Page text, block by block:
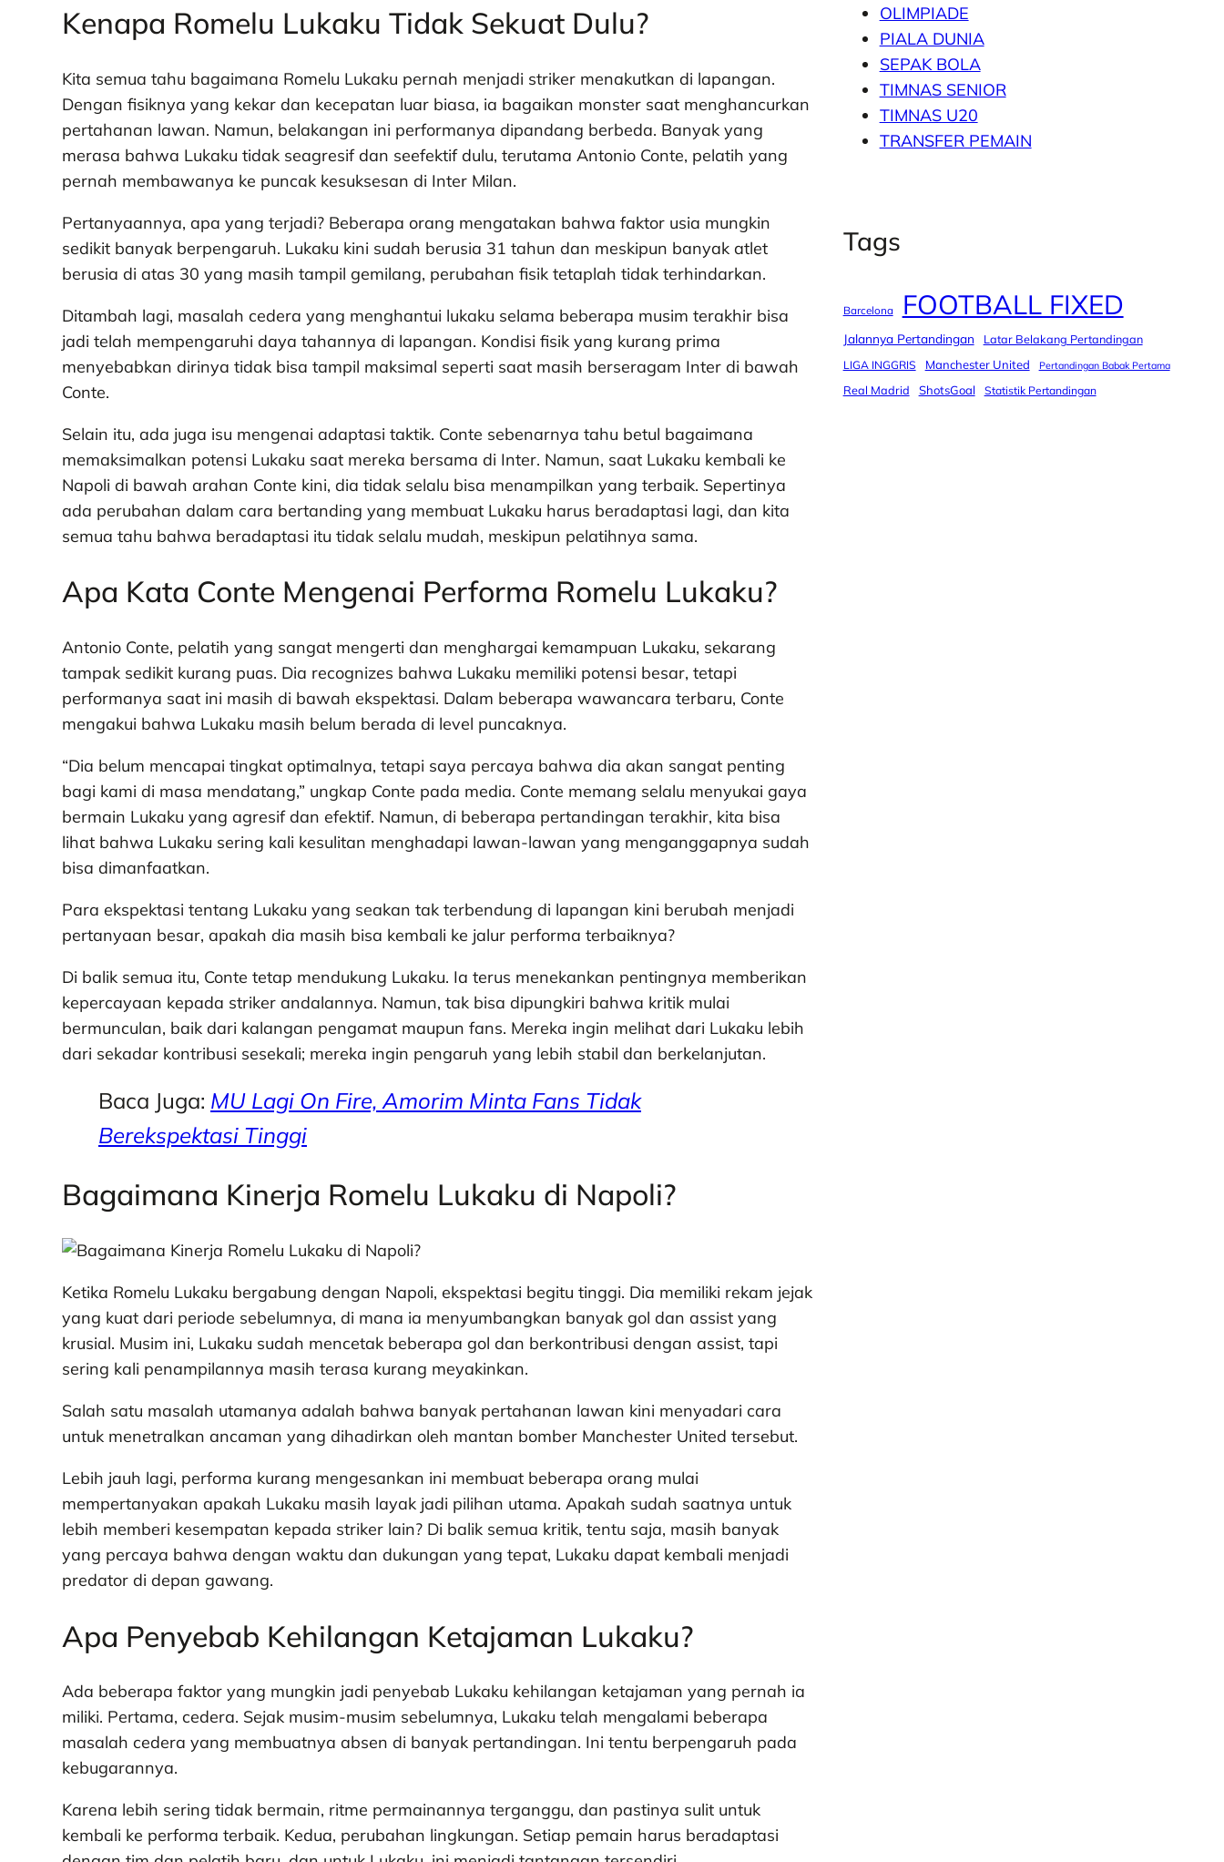
Kenapa Romelu Lukaku Tidak Sekuat Dulu?
Kita semua tahu bagaimana Romelu Lukaku pernah menjadi striker menakutkan di lapangan.
Dengan fisiknya yang kekar dan kecepatan luar biasa, ia bagaikan monster saat menghancurkan
pertahanan lawan. Namun, belakangan ini performanya dipandang berbeda. ​Banyak yang
merasa bahwa Lukaku tidak seagresif dan seefektif dulu, terutama Antonio Conte, pelatih yang
pernah membawanya ke puncak kesuksesan di Inter Milan.​
Pertanyaannya, apa yang terjadi? Beberapa orang mengatakan bahwa faktor usia mungkin
sedikit banyak berpengaruh. Lukaku kini sudah berusia 31 tahun dan meskipun banyak atlet
berusia di atas 30 yang masih tampil gemilang, perubahan fisik tetaplah tidak terhindarkan.
Ditambah lagi, masalah cedera yang menghantui lukaku selama beberapa musim terakhir bisa
jadi telah mempengaruhi daya tahannya di lapangan. Kondisi fisik yang kurang prima
menyebabkan dirinya tidak bisa tampil maksimal seperti saat masih berseragam Inter di bawah
Conte.
Selain itu, ada juga isu mengenai adaptasi taktik. Conte sebenarnya tahu betul bagaimana
memaksimalkan potensi Lukaku saat mereka bersama di Inter. Namun, saat Lukaku kembali ke
Napoli di bawah arahan Conte kini, dia tidak selalu bisa menampilkan yang terbaik. Sepertinya
ada perubahan dalam cara bertanding yang membuat Lukaku harus beradaptasi lagi, dan kita
semua tahu bahwa beradaptasi itu tidak selalu mudah, meskipun pelatihnya sama.
Apa Kata Conte Mengenai Performa Romelu Lukaku?
Antonio Conte, pelatih yang sangat mengerti dan menghargai kemampuan Lukaku, sekarang
tampak sedikit kurang puas. Dia recognizes bahwa Lukaku memiliki potensi besar, tetapi
performanya saat ini masih di bawah ekspektasi. Dalam beberapa wawancara terbaru, Conte
mengakui bahwa Lukaku masih belum berada di level puncaknya.
“Dia belum mencapai tingkat optimalnya, tetapi saya percaya bahwa dia akan sangat penting
bagi kami di masa mendatang,” ungkap Conte pada media. Conte memang selalu menyukai gaya
bermain Lukaku yang agresif dan efektif. Namun, di beberapa pertandingan terakhir, kita bisa
lihat bahwa Lukaku sering kali kesulitan menghadapi lawan-lawan yang menganggapnya sudah
bisa dimanfaatkan.
Para ekspektasi tentang Lukaku yang seakan tak terbendung di lapangan kini berubah menjadi
pertanyaan besar, apakah dia masih bisa kembali ke jalur performa terbaiknya?
Di balik semua itu, Conte tetap mendukung Lukaku. Ia terus menekankan pentingnya memberikan
kepercayaan kepada striker andalannya. Namun, tak bisa dipungkiri bahwa kritik mulai
bermunculan, baik dari kalangan pengamat maupun fans. Mereka ingin melihat dari Lukaku lebih
dari sekadar kontribusi sesekali; mereka ingin pengaruh yang lebih stabil dan berkelanjutan.
Baca Juga: MU Lagi On Fire, Amorim Minta Fans Tidak
Berekspektasi Tinggi
Bagaimana Kinerja Romelu Lukaku di Napoli?
Ketika Romelu Lukaku bergabung dengan Napoli, ekspektasi begitu tinggi. Dia memiliki rekam jejak
yang kuat dari periode sebelumnya, di mana ia menyumbangkan banyak gol dan assist yang
krusial. Musim ini, Lukaku sudah mencetak beberapa gol dan berkontribusi dengan assist, tapi
sering kali penampilannya masih terasa kurang meyakinkan.
Salah satu masalah utamanya adalah bahwa banyak pertahanan lawan kini menyadari cara
untuk menetralkan ancaman yang dihadirkan oleh mantan bomber Manchester United tersebut.
Lebih jauh lagi, performa kurang mengesankan ini membuat beberapa orang mulai
mempertanyakan apakah Lukaku masih layak jadi pilihan utama. Apakah sudah saatnya untuk
lebih memberi kesempatan kepada striker lain? Di balik semua kritik, tentu saja, masih banyak
yang percaya bahwa dengan waktu dan dukungan yang tepat, Lukaku dapat kembali menjadi
predator di depan gawang.
Apa Penyebab Kehilangan Ketajaman Lukaku?
Ada beberapa faktor yang mungkin jadi penyebab Lukaku kehilangan ketajaman yang pernah ia
miliki. Pertama, cedera. Sejak musim-musim sebelumnya, Lukaku telah mengalami beberapa
masalah cedera yang membuatnya absen di banyak pertandingan. Ini tentu berpengaruh pada
kebugarannya.
Karena lebih sering tidak bermain, ritme permainannya terganggu, dan pastinya sulit untuk
kembali ke performa terbaik. Kedua, perubahan lingkungan. Setiap pemain harus beradaptasi
OLIMPIADE
PIALA DUNIA
SEPAK BOLA
TIMNAS SENIOR
TIMNAS U20
TRANSFER PEMAIN
Tags
Barcelona FOOTBALL FIXED
Jalannya Pertandingan Latar Belakang Pertandingan
LIGA INGGRIS Manchester United Pertandingan Babak Pertama
Real Madrid ShotsGoal Statistik Pertandingan